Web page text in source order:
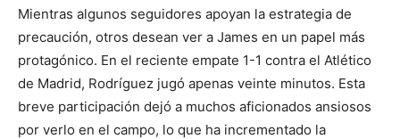
Mientras algunos seguidores apoyan la estrategia de
precaución, otros desean ver a James en un papel más
protagónico. En el reciente empate 1-1 contra el Atlético
de Madrid, Rodríguez jugó apenas veinte minutos. Esta
breve participación dejó a muchos aficionados ansiosos
por verlo en el campo, lo que ha incrementado la